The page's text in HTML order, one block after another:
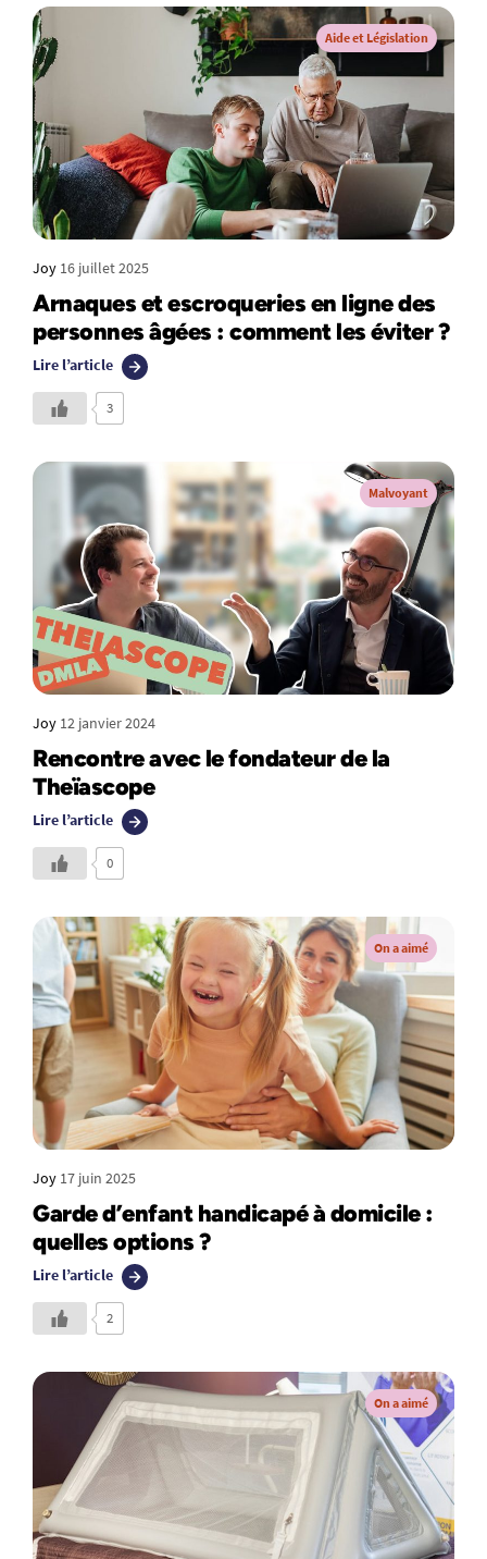
Aide et Législation
Joy 16 juillet 2025
Arnaques et escroqueries en ligne des
personnes âgées : comment les éviter ?
Lire l’article
3
Malvoyant
Joy 12 janvier 2024
Rencontre avec le fondateur de la
Theïascope
Lire l’article
0
On a aimé
Joy 17 juin 2025
Garde d’enfant handicapé à domicile :
quelles options ?
Lire l’article
2
On a aimé